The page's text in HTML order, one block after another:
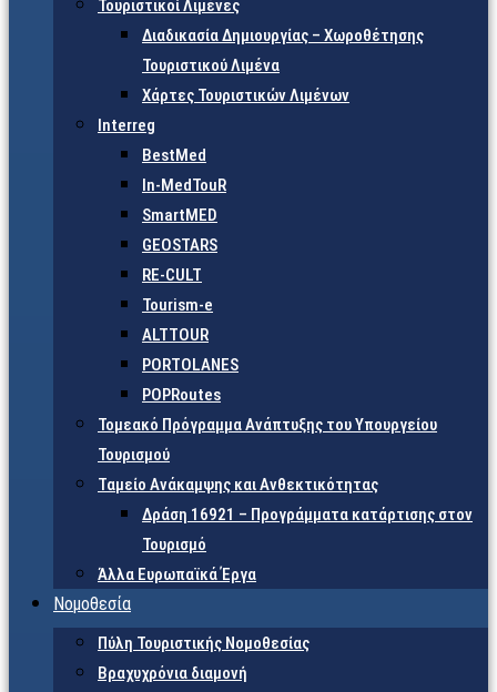
Τουριστικοί Λιμένες
Διαδικασία Δημιουργίας – Χωροθέτησης
Τουριστικού Λιμένα
Χάρτες Τουριστικών Λιμένων
Interreg
BestMed
In-MedTouR
SmartMED
GEOSTARS
RE-CULT
Tourism-e
ALTTOUR
PORTOLANES
POPRoutes
Τομεακό Πρόγραμμα Ανάπτυξης του Υπουργείου
Τουρισμού
Ταμείο Ανάκαμψης και Ανθεκτικότητας
Δράση 16921 – Προγράμματα κατάρτισης στον
Τουρισμό
Άλλα Ευρωπαϊκά Έργα
Νομοθεσία
Πύλη Τουριστικής Νομοθεσίας
Βραχυχρόνια διαμονή